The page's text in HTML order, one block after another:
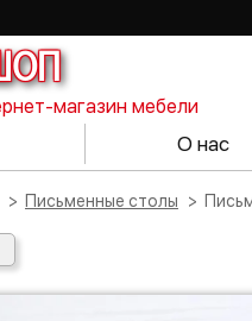
магазин мебели
О нас
Письменные столы